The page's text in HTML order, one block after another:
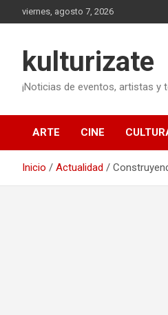
al
viernes, agosto 7, 2026
kulturizate
¡Noticias de eventos, artistas y
ARTE CINE
Inicio Actualidad